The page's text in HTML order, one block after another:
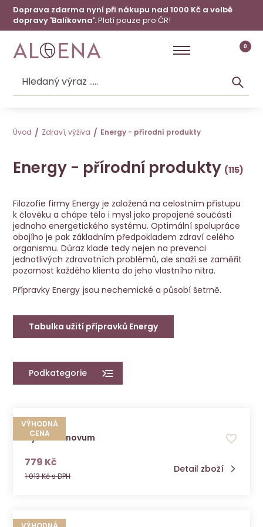
Doprava zdarma nyní při nákupu nad 1000 Kč a volbě
dopravy 'Balíkovna'.Platí pouze pro ČR!
0
Úvod Zdraví, výživa Energy - přírodní produkty
Energy - přírodní produkty
Filozofie firmy Energy je založená na celostním přístupu
k člověku a chápe tělo i mysl jako propojené součásti
jednoho energetického systému. Optimální spolupráce
obojího je pak základním předpokladem zdraví celého
organismu. Důraz klade tedy nejen na prevenci
jednotlivých zdravotních problémů, ale snaží se zaměřit
pozornost každého klienta do jeho vlastního nitra.
Přípravky Energy jsou nechemické a působí šetrně.
Tabulka užití přípravků Energy
Podkategorie
VÝHODNÁ
CENA
Cytosan Inovum
779 Kč
1 013 Kč s DPH
Detail zboží